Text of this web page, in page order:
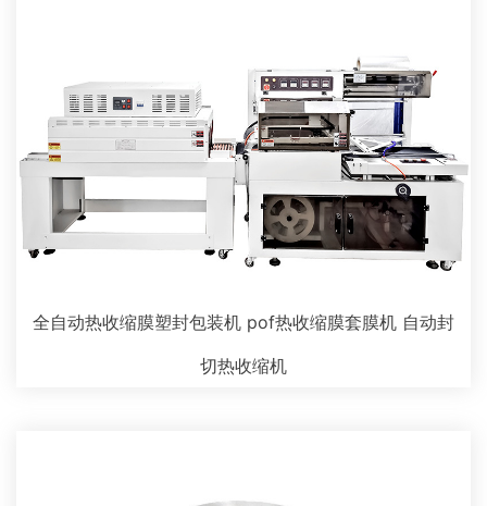
全自动热收缩膜塑封包装机 pof热收缩膜套膜机 自动封
切热收缩机